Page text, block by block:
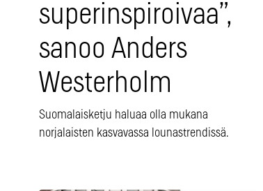
superinspiroivaa”,
sanoo Anders
Westerholm
Suomalaisketju haluaa olla mukana
norjalaisten kasvavassa lounastrendissä.